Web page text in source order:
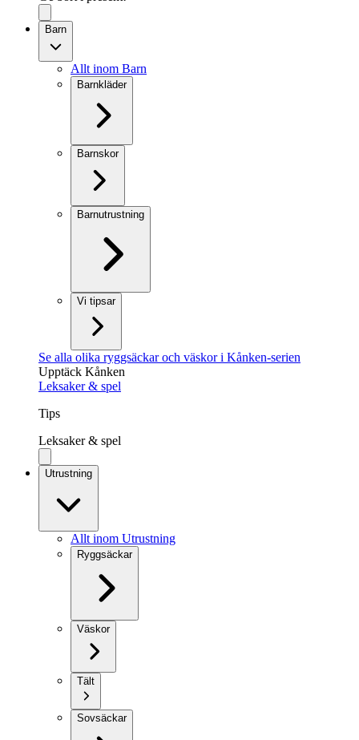
Barn
Allt inom Barn
Barnkläder
Barnskor
Barnutrustning
Vi tipsar
Se alla olika ryggsäckar och väskor i Kånken-serien
Upptäck Kånken
Leksaker & spel
Tips
Leksaker & spel
Utrustning
Allt inom Utrustning
Ryggsäckar
Väskor
Tält
Sovsäckar